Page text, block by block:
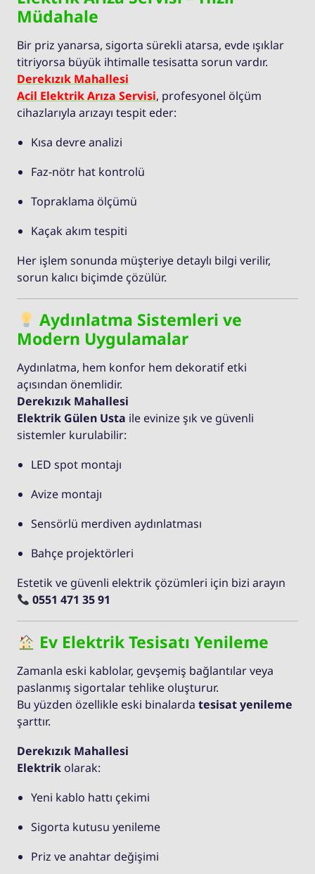
Müdahale
Bir priz yanarsa, sigorta sürekli atarsa, evde ışıklar
titriyorsa büyük ihtimalle tesisatta sorun vardır.
Derekızık Mahallesi
Acil Elektrik Arıza Servisi, profesyonel ölçüm
cihazlarıyla arızayı tespit eder:
Kısa devre analizi
Faz-nötr hat kontrolü
Topraklama ölçümü
Kaçak akım tespiti
Her işlem sonunda müşteriye detaylı bilgi verilir,
sorun kalıcı biçimde çözülür.
Aydınlatma Sistemleri ve
Modern Uygulamalar
Aydınlatma, hem konfor hem dekoratif etki
açısından önemlidir.
Derekızık Mahallesi
Elektrik Gülen Usta ile evinize şık ve güvenli
sistemler kurulabilir:
LED spot montajı
Avize montajı
Sensörlü merdiven aydınlatması
Bahçe projektörleri
Estetik ve güvenli elektrik çözümleri için bizi arayın
0551 471 35 91
Ev Elektrik Tesisatı Yenileme
Zamanla eski kablolar, gevşemiş bağlantılar veya
paslanmış sigortalar tehlike oluşturur.
Bu yüzden özellikle eski binalarda tesisat yenileme
şarttır.
Derekızık Mahallesi
Elektrik olarak:
Yeni kablo hattı çekimi
Sigorta kutusu yenileme
Priz ve anahtar değişimi